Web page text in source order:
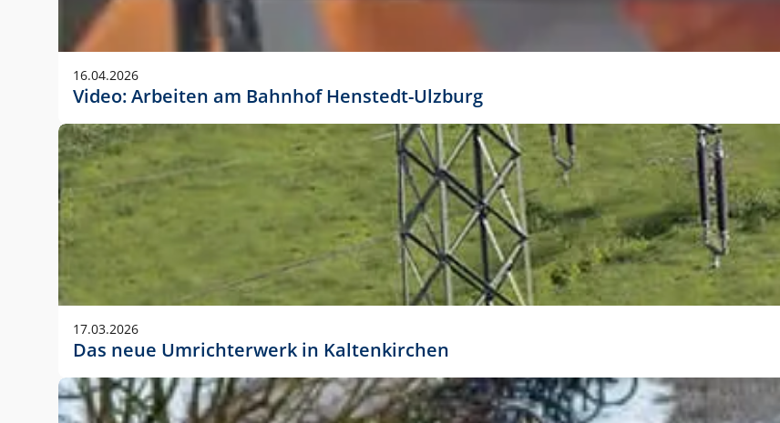
Anwendungsgröße im Layout:
Die Logohöhe beträgt 4 – 10 % der jeweiligen Formathöhe. Daraus ergeben sich für gängige Formate
folgende fest definierte Anwendungsgrößen im Layout:
DIN A3 – 15 mm hoch (5 %)
DIN A1 – 39 mm hoch (5 %)
DIN lang – 10 mm hoch (5 %)
1080 x 1080 px – 78 px hoch (7 %)
In Ausnahmefällen darf das Logo jedoch auch größer oder kleiner gesetzt werden. Dazu bedarf es jedoch
stets der vorherigen Absprache mit der Marketingabteilung.
16.04.2026
Video: Arbeiten am Bahnhof Henstedt-Ulzburg
17.03.2026
Das neue Umrichterwerk in Kaltenkirchen